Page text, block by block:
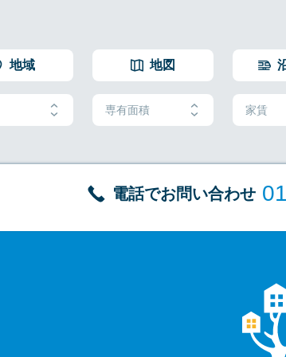
地域 地図
専有面積 家賃
電話でお問い合わせ